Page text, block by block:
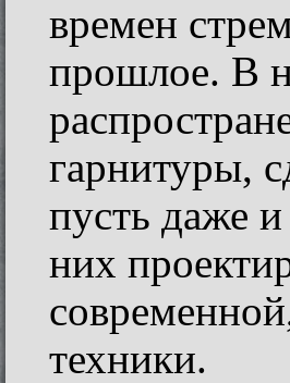
времен
прошлое. В
гарнитуры,
пусть даже
них
техники.